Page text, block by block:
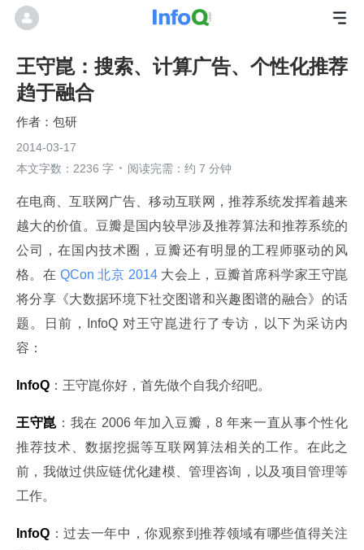
王守崑：搜索、计算广告、个性化推荐
趋于融合
包研
2014-03-17
本文字数：2236 字
阅读完需：约 7 分钟
在电商、互联网广告、移动互联网，推荐系统发挥着越来
越大的价值。豆瓣是国内较早涉及推荐算法和推荐系统的
公司，在国内技术圈，豆瓣还有明显的工程师驱动的风
格。在 QCon 北京 2014 大会上，豆瓣首席科学家王守崑
将分享《大数据环境下社交图谱和兴趣图谱的融合》的话
题。日前，InfoQ 对王守崑进行了专访，以下为采访内
容：
InfoQ ：王守崑你好，首先做个自我介绍吧。
王守崑：我在 2006 年加入豆瓣，8 年来一直从事个性化
推荐技术、数据挖掘等互联网算法相关的工作。在此之
前，我做过供应链优化建模、管理咨询，以及项目管理等
工作。
InfoQ ：过去一年中，你观察到推荐领域有哪些值得关注